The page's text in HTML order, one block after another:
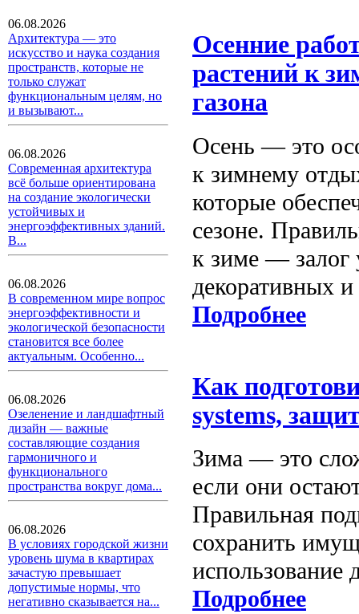
06.08.2026
Архитектура — это
искусство и наука создания
пространств, которые не
только служат
функциональным целям, но
и вызывают...
06.08.2026
Современная архитектура
всё больше ориентирована
на создание экологически
устойчивых и
энергоэффективных зданий.
В...
06.08.2026
В современном мире вопрос
энергоэффективности и
экологической безопасности
становится все более
актуальным. Особенно...
06.08.2026
Озеленение и ландшафтный
дизайн — важные
составляющие создания
гармоничного и
функционального
пространства вокруг дома...
06.08.2026
В условиях городской жизни
уровень шума в квартирах
зачастую превышает
допустимые нормы, что
негативно сказывается на...
Осенние
растений к
газона
Осень — это
к зимнему
которые
сезоне.
к зиме — залог
декоративных
Подробнее
Как
systems,
Зима — это
если они
Правильная
сохранить
использование
Подробнее